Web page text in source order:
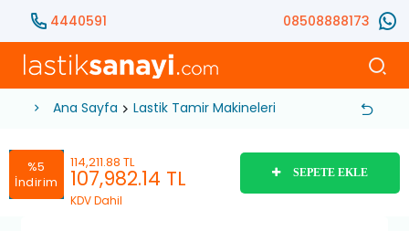
4440591 08508888173
Ana Sayfa Lastik Tamir Makineleri Jant Düzeltme
%5
İndirim
114,211.88 TL
107,982.14 TL
KDV Dahil
SEPETE EKLE